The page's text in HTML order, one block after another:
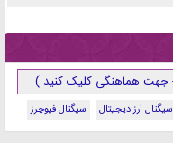
سیگنال ارز دیجیتال سیگنال فیوچرز